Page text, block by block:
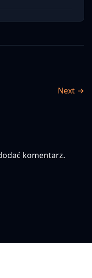
Next →
komentarz.